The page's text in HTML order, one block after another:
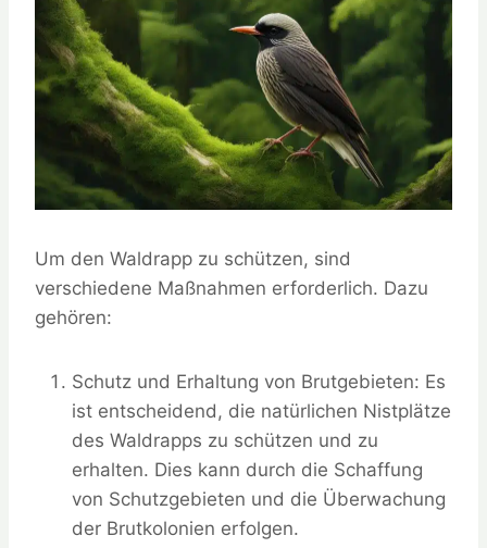
Um den Waldrapp zu schützen, sind
verschiedene Maßnahmen erforderlich. Dazu
gehören:
Schutz und Erhaltung von Brutgebieten: Es
ist entscheidend, die natürlichen Nistplätze
des Waldrapps zu schützen und zu
erhalten. Dies kann durch die Schaffung
von Schutzgebieten und die Überwachung
der Brutkolonien erfolgen.